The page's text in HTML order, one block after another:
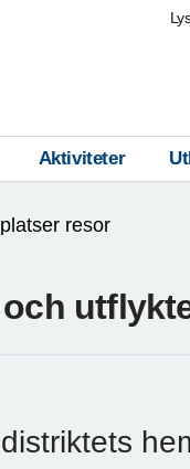
Aktiviteter
resor